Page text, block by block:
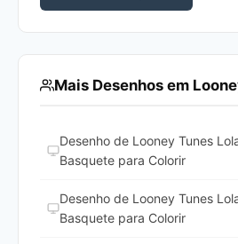
Mais Desenhos em
Desenho de Looney Tunes
Basquete para Colorir
Desenho de Looney Tunes
Basquete para Colorir